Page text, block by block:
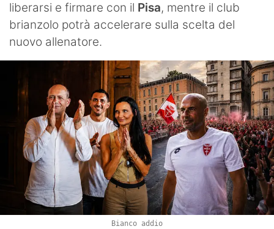
liberarsi e firmare con il Pisa, mentre il club
brianzolo potrà accelerare sulla scelta del
nuovo allenatore.
Bianco addio